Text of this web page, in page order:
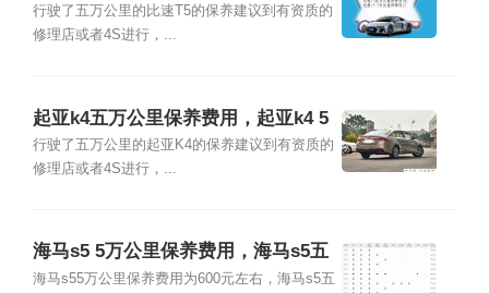
公里保养项目
行驶了五万公里的比速T5的保养建议到有资质的
修理店或者4S进行，...
起亚k4五万公里保养费用，起亚k4 5
万公里保养项目
行驶了五万公里的起亚K4的保养建议到有资质的
修理店或者4S进行，...
海马s5 5万公里保养费用，海马s5五
万公里保养项目
海马s55万公里保养费用为600元左右，海马s5五